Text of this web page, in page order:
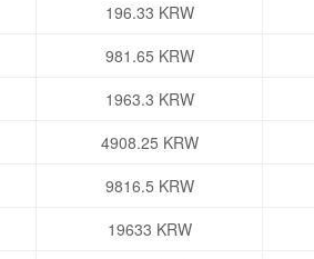
196.33 KRW
981.65 KRW
1963.3 KRW
4908.25 KRW
9816.5 KRW
19633 KRW